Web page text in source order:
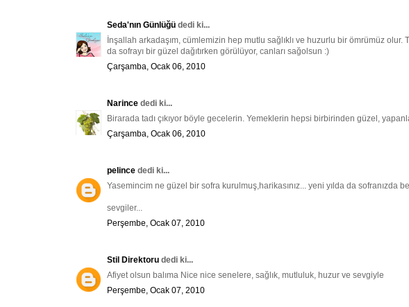
Seda'nın Günlüğü dedi ki...
İnşallah arkadaşım, cümlemizin hep mutlu sağlıklı ve huzurlu bir ömrümüz
da sofrayı bir güzel dağıtırken görülüyor, canları sağolsun :)
Çarşamba, Ocak 06, 2010
Narince dedi ki...
Birarada tadı çıkıyor böyle gecelerin. Yemeklerin hepsi birbirinden güzel,
Çarşamba, Ocak 06, 2010
pelince dedi ki...
Yasemincim ne güzel bir sofra kurulmuş,harikasınız... yeni yılda da sofranızda
sevgiler...
Perşembe, Ocak 07, 2010
Stil Direktoru dedi ki...
Afiyet olsun balıma Nice nice senelere, sağlık, mutluluk, huzur ve sevgiyle
Perşembe, Ocak 07, 2010